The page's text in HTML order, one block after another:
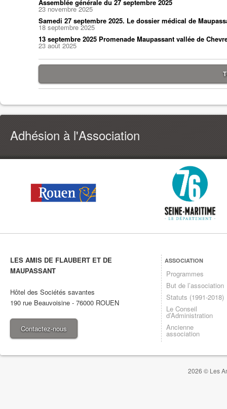
Assemblée générale du 27 septembre 2025
23 novembre 2025
Samedi 27 septembre 2025. Le dossier médical de
18 septembre 2025
13 septembre 2025 Promenade Maupassant vallée de
23 août 2025
Adhésion à l'Association
LES AMIS DE FLAUBERT ET DE
MAUPASSANT
Hôtel des Sociétés savantes
190 rue Beauvoisine - 76000 ROUEN
Contactez-nous
ASSOCIATION
Programmes
But de l’association
Statuts (1991-2018)
Le Conseil
d’Administration
Ancienne
association
2026 © Les